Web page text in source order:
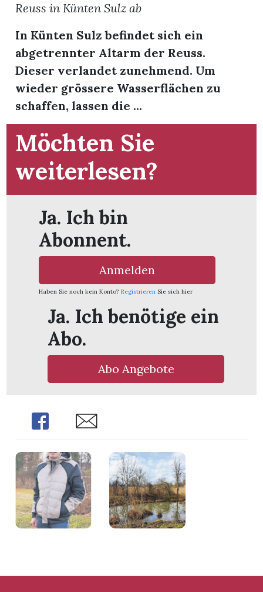
Reuss in Künten Sulz ab
In Künten Sulz befindet sich ein
abgetrennter Altarm der Reuss.
Dieser verlandet zunehmend. Um
wieder grössere Wasserflächen zu
schaffen, lassen die ...
Möchten Sie
weiterlesen?
Ja. Ich bin
Abonnent.
Anmelden
Haben Sie noch kein Konto? Registrieren Sie sich hier
Ja. Ich benötige ein
Abo.
Abo Angebote
Share Share